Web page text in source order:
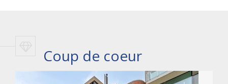
Coup de coeur